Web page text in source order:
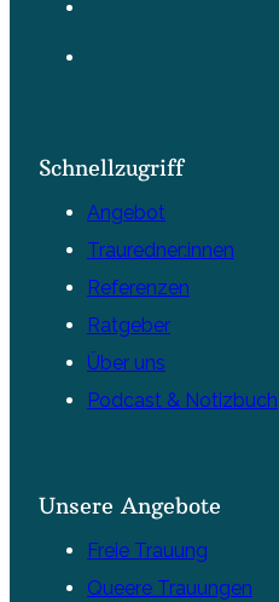
Schnellzugriff
Angebot
Trauredner:innen
Referenzen
Ratgeber
Über uns
Podcast & Notizbuch
Unsere Angebote
Freie Trauung
Queere Trauungen